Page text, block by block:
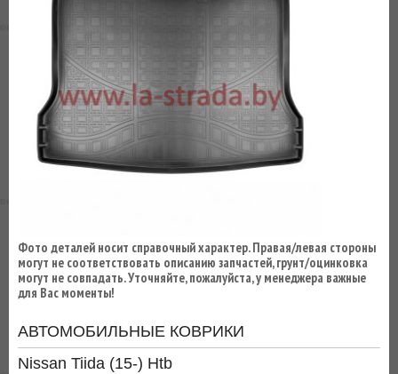
Фото деталей носит справочный характер. Правая/левая стороны
могут не соответствовать описанию запчастей, грунт/оцинковка
могут не совпадать. Уточняйте, пожалуйста, у менеджера важные
для Вас моменты!
АВТОМОБИЛЬНЫЕ КОВРИКИ
Nissan Tiida (15-) Htb